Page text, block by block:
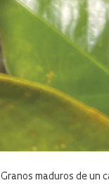
Granos maduros de un